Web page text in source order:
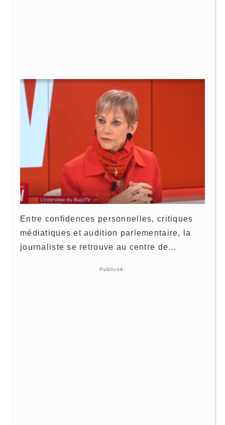
Entre confidences personnelles, critiques
médiatiques et audition parlementaire, la
journaliste se retrouve au centre de…
Publicité: